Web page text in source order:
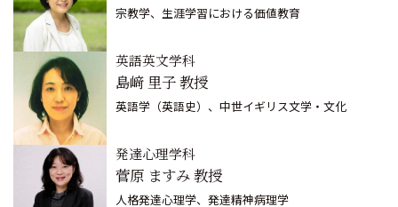
宗教学、生涯学習における価値教育
英語英文学科
島﨑 里子 教授
英語学（英語史）、中世イギリス文学・文化
発達心理学科
菅原 ますみ 教授
人格発達心理学、発達精神病理学